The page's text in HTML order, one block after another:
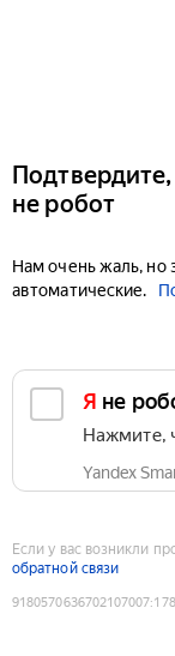
не робот
Нам очень жаль, но
автоматические.
Я не
Нажмите,
Yandex
Если у вас возникли
обратной связи
9180570636702107007: